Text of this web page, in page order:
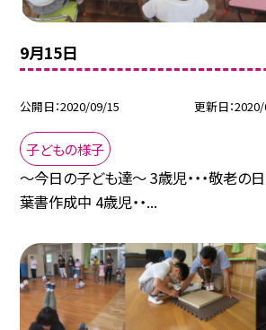
9月15日
公開日 2020/09/15 更新日
子どもの様子
〜今日の子ども達〜 3歳児・・・敬老の
葉書作成中 4歳児・・...